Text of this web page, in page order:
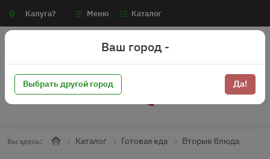
Калуга? Меню Каталог
Вы здесь: Каталог Готовая еда Вторые блюда
Ваш город -
Выбрать другой город Да!